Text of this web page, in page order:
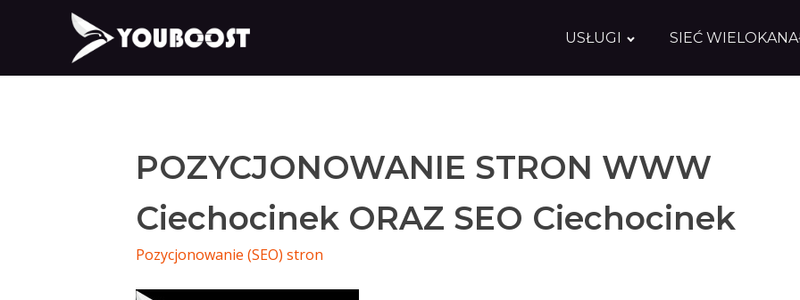
USŁUGI SIEĆ
POZYCJONOWANIE STRON WWW
Ciechocinek ORAZ SEO Ciechocinek
Pozycjonowanie (SEO) stron